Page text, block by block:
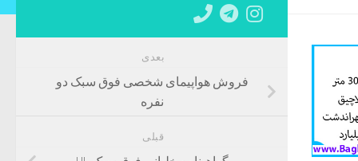
بعدی
فروش هواپیمای شخصی فوق سبک دو
نفره
قبلی